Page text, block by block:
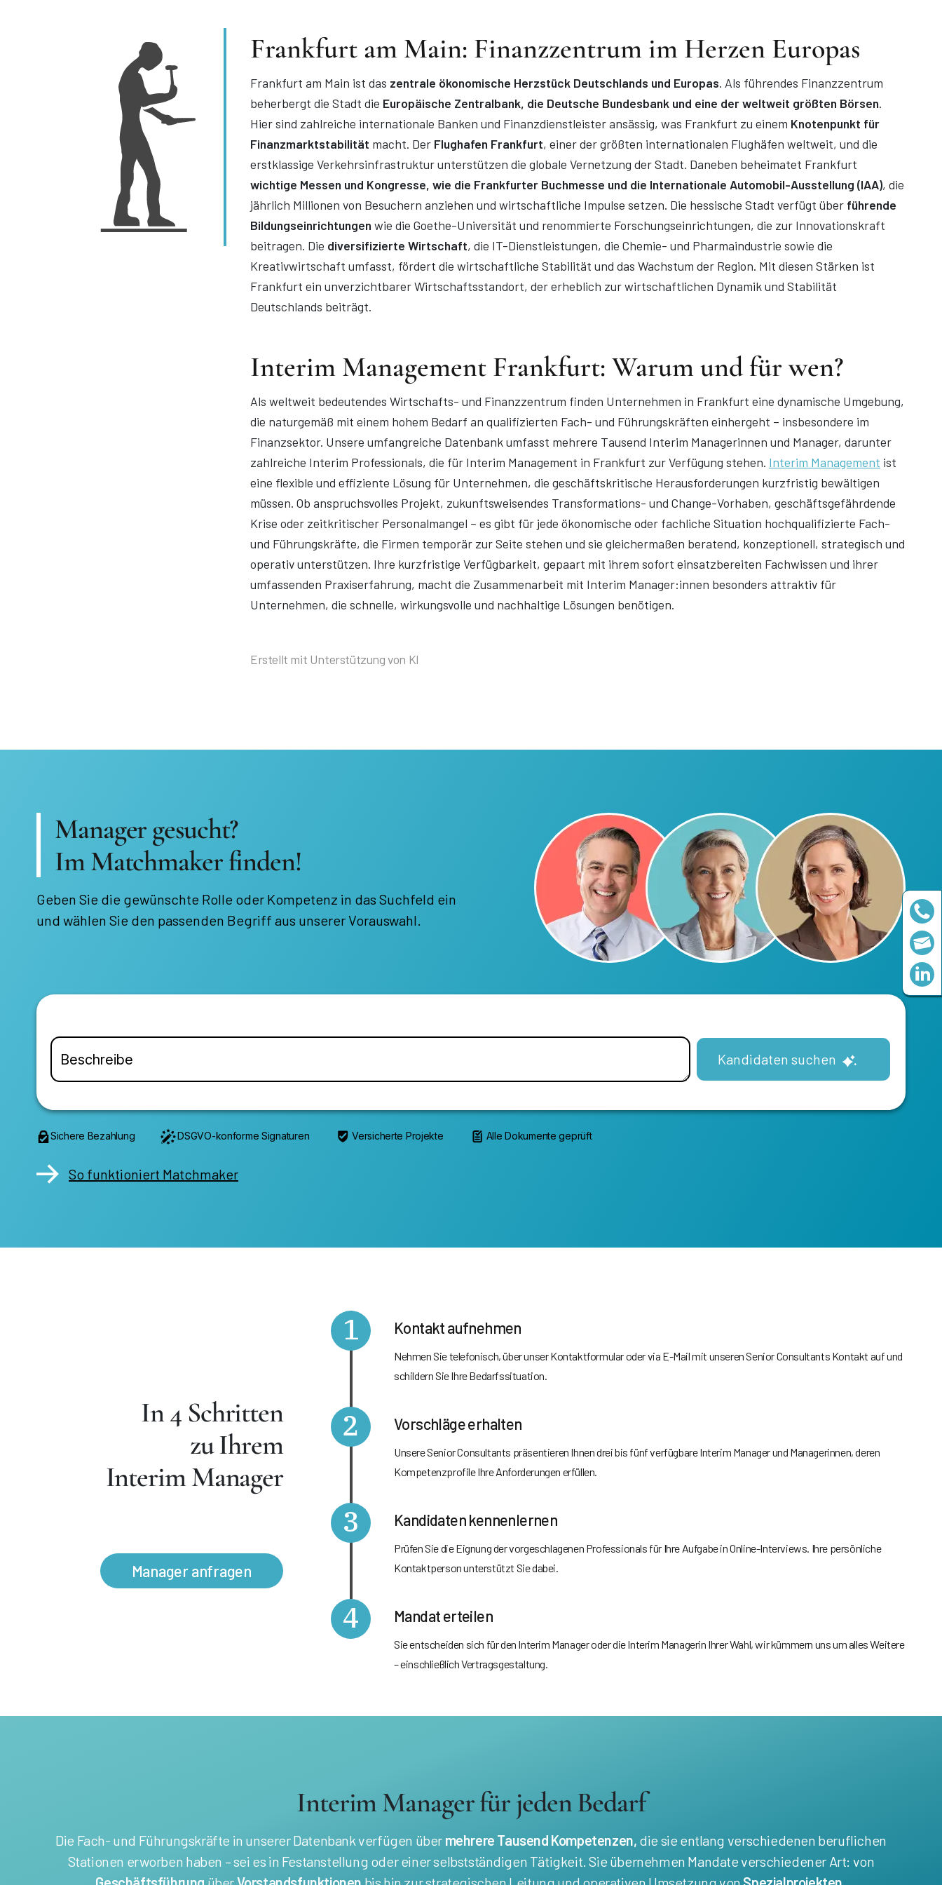
Frankfurt am Main: Finanzzentrum im Herzen Europas
Frankfurt am Main ist das zentrale ökonomische Herzstück Deutschlands und Europas. Als führendes Finanzzentrum
beherbergt die Stadt die Europäische Zentralbank, die Deutsche Bundesbank und eine der weltweit größten Börsen.
Hier sind zahlreiche internationale Banken und Finanzdienstleister ansässig, was Frankfurt zu einem Knotenpunkt für
Finanzmarktstabilität macht​​. Der Flughafen Frankfurt, einer der größten internationalen Flughäfen weltweit, und die
erstklassige Verkehrsinfrastruktur unterstützen die globale Vernetzung der Stadt​​. Daneben beheimatet Frankfurt
wichtige Messen und Kongresse, wie die Frankfurter Buchmesse und die Internationale Automobil-Ausstellung (IAA), die
jährlich Millionen von Besuchern anziehen und wirtschaftliche Impulse setzen. Die hessische Stadt verfügt über führende
Bildungseinrichtungen wie die Goethe-Universität und renommierte Forschungseinrichtungen, die zur Innovationskraft
beitragen​​. Die diversifizierte Wirtschaft, die IT-Dienstleistungen, die Chemie- und Pharmaindustrie sowie die
Kreativwirtschaft umfasst, fördert die wirtschaftliche Stabilität und das Wachstum der Region​. Mit diesen Stärken ist
Frankfurt ein unverzichtbarer Wirtschaftsstandort, der erheblich zur wirtschaftlichen Dynamik und Stabilität
Deutschlands beiträgt.
Interim Management Frankfurt: Warum und für wen?
Als weltweit bedeutendes Wirtschafts- und Finanzzentrum finden Unternehmen in Frankfurt eine dynamische Umgebung,
die naturgemäß mit einem hohem Bedarf an qualifizierten Fach- und Führungskräften einhergeht – insbesondere im
Finanzsektor. Unsere umfangreiche Datenbank umfasst mehrere Tausend Interim Managerinnen und Manager, darunter
zahlreiche Interim Professionals, die für Interim Management in Frankfurt zur Verfügung stehen. Interim Management ist
eine flexible und effiziente Lösung für Unternehmen, die geschäftskritische Herausforderungen kurzfristig bewältigen
müssen. Ob anspruchsvolles Projekt, zukunftsweisendes Transformations- und Change-Vorhaben, geschäftsgefährdende
Krise oder zeitkritischer Personalmangel – es gibt für jede ökonomische oder fachliche Situation hochqualifizierte Fach-
und Führungskräfte, die Firmen temporär zur Seite stehen und sie gleichermaßen beratend, konzeptionell, strategisch und
operativ unterstützen. Ihre kurzfristige Verfügbarkeit, gepaart mit ihrem sofort einsatzbereiten Fachwissen und ihrer
umfassenden Praxiserfahrung, macht die Zusammenarbeit mit Interim Manager:innen besonders attraktiv für
Unternehmen, die schnelle, wirkungsvolle und nachhaltige Lösungen benötigen.
Erstellt mit Unterstützung von KI
Manager gesucht?
Im Matchmaker finden!
Geben Sie die gewünschte Rolle oder Kompetenz in das Suchfeld ein
und wählen Sie den passenden Begriff aus unserer Vorauswahl.
Kandidaten suchen
Sichere Bezahlung DSGVO-konforme Signaturen Versicherte Projekte Alle Dokumente geprüft
So funktioniert Matchmaker
In 4 Schritten
zu Ihrem
Interim Manager
Manager anfragen
1 Kontakt aufnehmen
Nehmen Sie telefonisch, über unser Kontaktformular oder via E-Mail mit unseren Senior Consultants Kontakt auf und
schildern Sie Ihre Bedarfssituation.
2 Vorschläge erhalten
Unsere Senior Consultants präsentieren Ihnen drei bis fünf verfügbare Interim Manager und Managerinnen, deren
Kompetenzprofile Ihre Anforderungen erfüllen.
3 Kandidaten kennenlernen
Prüfen Sie die Eignung der vorgeschlagenen Professionals für Ihre Aufgabe in Online-Interviews. Ihre persönliche
Kontaktperson unterstützt Sie dabei.
4 Mandat erteilen
Sie entscheiden sich für den Interim Manager oder die Interim Managerin Ihrer Wahl, wir kümmern uns um alles Weitere
– einschließlich Vertragsgestaltung.
Interim Manager für jeden Bedarf
Die Fach- und Führungskräfte in unserer Datenbank verfügen über mehrere Tausend Kompetenzen, die sie entlang verschiedenen beruflichen
Stationen erworben haben – sei es in Festanstellung oder einer selbstständigen Tätigkeit. Sie übernehmen Mandate verschiedener Art: von